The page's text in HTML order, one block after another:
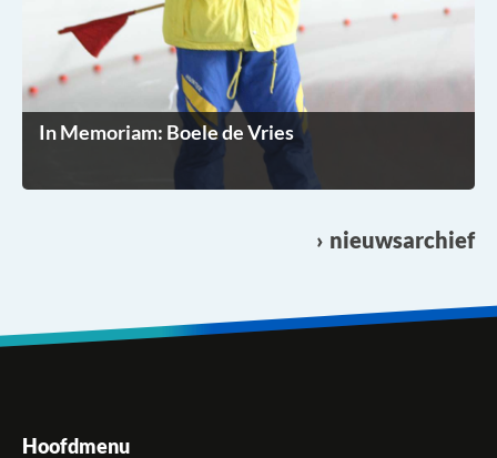
In Memoriam: Boele de Vries
nieuwsarchief
Hoofdmenu